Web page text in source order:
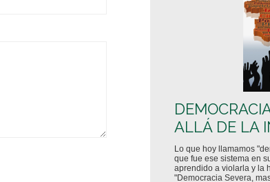
ALLÁ DE LA
Lo que hoy llamamos
que fue ese sistema en
aprendido a violarla y la
"Democracia Severa,